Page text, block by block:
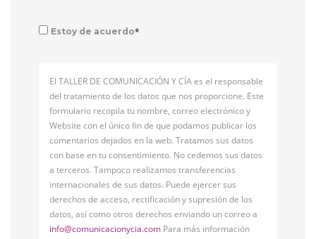
Estoy de acuerdo*
El TALLER DE COMUNICACIÓN Y CÍA es el responsable
del tratamiento de los datos que nos proporcione. Este
formulario recopila tu nombre, correo electrónico y
Website con el único fin de que podamos publicar los
comentarios dejados en la web. Tratamos sus datos
con base en tu consentimiento. No cedemos sus datos
a terceros. Tampoco realizamos transferencias
internacionales de sus datos. Puede ejercer sus
derechos de acceso, rectificación y supresión de los
datos, así como otros derechos enviando un correo a
info@comunicacionycia.com Para más información